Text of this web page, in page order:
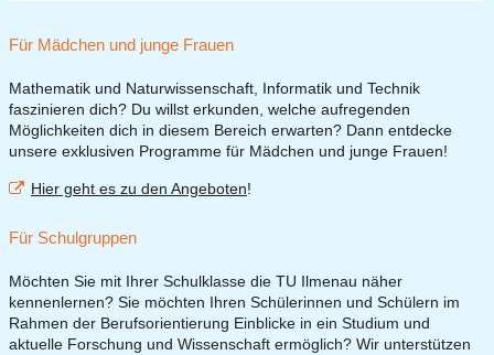
Für Mädchen und junge Frauen
Mathematik und Naturwissenschaft, Informatik und Technik
faszinieren dich? Du willst erkunden, welche aufregenden
Möglichkeiten dich in diesem Bereich erwarten? Dann entdecke
unsere exklusiven Programme für Mädchen und junge Frauen!
Hier geht es zu den Angeboten!
Für Schulgruppen
Möchten Sie mit Ihrer Schulklasse die TU Ilmenau näher
kennenlernen? Sie möchten Ihren Schülerinnen und Schülern im
Rahmen der Berufsorientierung Einblicke in ein Studium und
aktuelle Forschung und Wissenschaft ermöglich? Wir unterstützen